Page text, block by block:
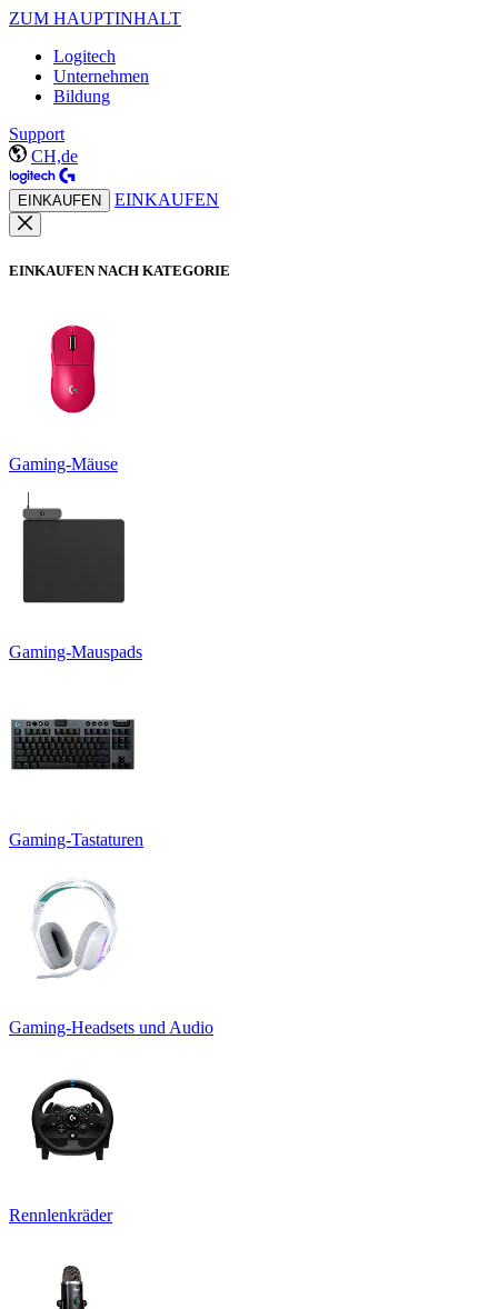
ZUM HAUPTINHALT
Logitech
Unternehmen
Bildung
Support
CH,de
EINKAUFEN EINKAUFEN
EINKAUFEN NACH KATEGORIE
Gaming-Mäuse
Gaming-Mauspads
Gaming-Tastaturen
Gaming-Headsets und Audio
Rennlenkräder